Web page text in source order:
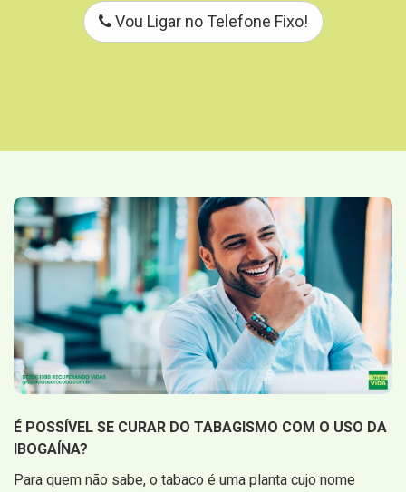
Vou Ligar no Telefone Fixo!
É POSSÍVEL SE CURAR DO TABAGISMO COM O USO DA
IBOGAÍNA?
Para quem não sabe, o tabaco é uma planta cujo nome